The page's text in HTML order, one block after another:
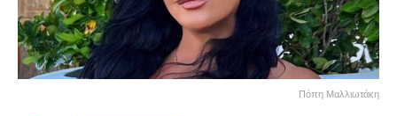
Πόπη Μαλλιωτάκη